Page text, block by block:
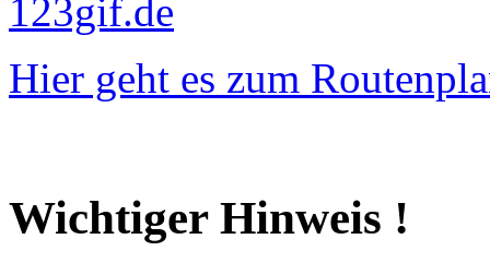
Hier geht es zum
Wichtiger Hinweis !